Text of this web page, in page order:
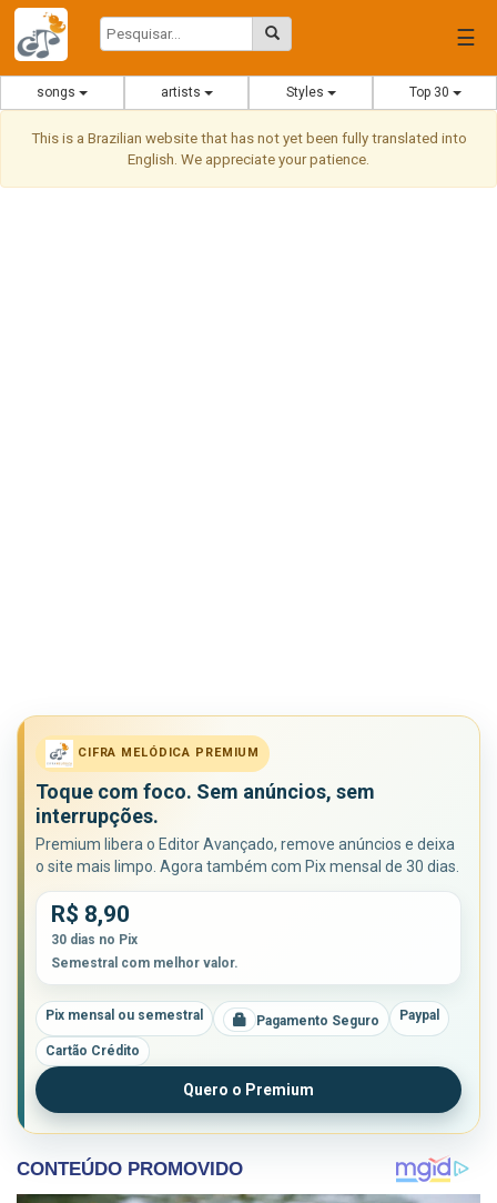
☰
songs artists Styles Top 30
This is a Brazilian website that has not yet been fully translated into
English. We appreciate your patience.
CIFRA MELÓDICA PREMIUM
Toque com foco. Sem anúncios, sem
interrupções.
Premium libera o Editor Avançado, remove anúncios e deixa
o site mais limpo. Agora também com Pix mensal de 30 dias.
R$ 8,90
30 dias no Pix
Semestral com melhor valor.
Pix mensal ou semestral Pagamento Seguro Paypal
Cartão Crédito
Quero o Premium